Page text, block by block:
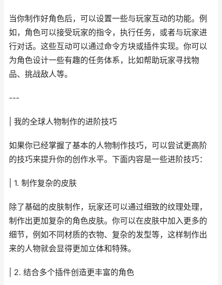
当你制作好角色后，可以设置一些与玩家互动的功能。例
如，角色可以接受玩家的指令，执行任务，或者与玩家进
行对话。这些互动可以通过命令方块或插件实现。你可以
为角色设计一些有趣的任务体系，比如帮助玩家寻找物
品、挑战敌人等。
---
| 我的全球人物制作的进阶技巧
如果你已经掌握了基本的人物制作技巧，可以尝试更高阶
的技巧来提升你的创作水平。下面内容是一些进阶技巧：
| 1. 制作复杂的皮肤
除了基础的皮肤制作，玩家还可以通过细致的纹理处理，
制作出更加复杂的角色皮肤。你可以在皮肤中加入更多的
细节，例如不同材质的衣物、复杂的发型等，这样制作出
来的人物就会显得更加立体和特殊。
| 2. 结合多个插件创造更丰富的角色